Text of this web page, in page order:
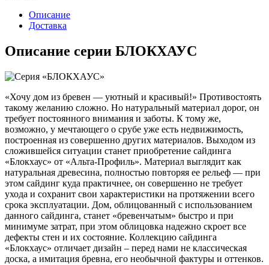
Описание
Доставка
Описание серии БЛОКХАУС
«Хочу дом из бревен — уютный и красивый!» Противостоять
такому желанию сложно. Но натуральный материал дорог, он
требует постоянного внимания и заботы. К тому же,
возможно, у мечтающего о срубе уже есть недвижимость,
построенная из совершенно других материалов. Выходом из
сложившейся ситуации станет приобретение сайдинга
«Блокхаус» от «Альта-Профиль». Материал выглядит как
натуральная древесина, полностью повторяя ее рельеф — при
этом сайдинг куда практичнее, он совершенно не требует
ухода и сохранит свои характеристики на протяжении всего
срока эксплуатации. Дом, облицованный с использованием
данного сайдинга, станет «бревенчатым» быстро и при
минимуме затрат, при этом облицовка надежно скроет все
дефекты стен и их состояние. Коллекцию сайдинга
«Блокхаус» отличает дизайн – перед нами не классическая
доска, а имитация бревна, его необычной фактуры и оттенков.